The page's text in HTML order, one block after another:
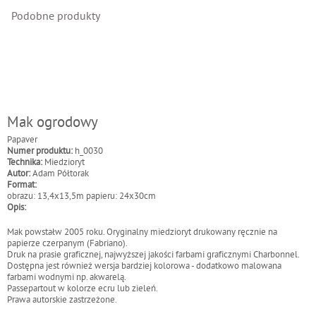
Podobne produkty
Mak ogrodowy
Papaver
Numer produktu: h_0030
Technika: Miedzioryt
Autor:Adam Półtorak
Format:
obrazu: 13,4x13,5m papieru: 24x30cm
Opis:
Mak powstałw 2005 roku. Oryginalny miedzioryt drukowany ręcznie na
papierze czerpanym (Fabriano).
Druk na prasie graficznej, najwyższej jakości farbami graficznymi Charbonnel.
Dostępna jest również wersja bardziej kolorowa - dodatkowo malowana
farbami wodnymi np. akwarelą.
Passepartout w kolorze ecru lub zieleń.
Prawa autorskie zastrzeżone.